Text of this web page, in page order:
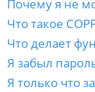
Почему я не
Что такое
Что делает
Я забыл
Я только что